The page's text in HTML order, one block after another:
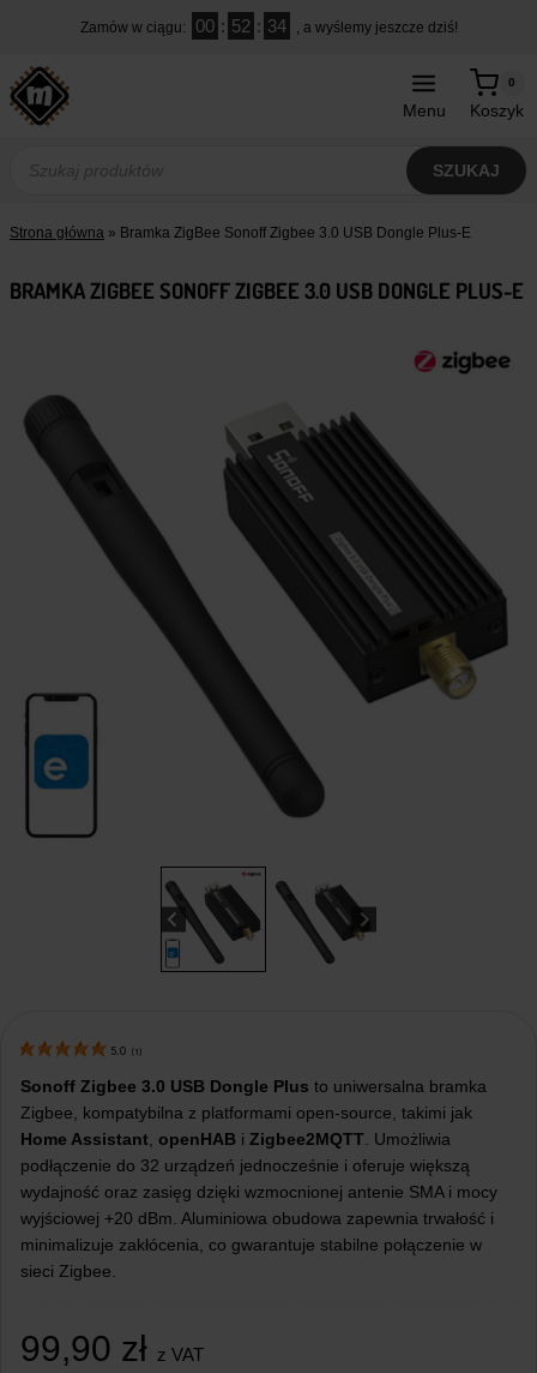
treści
Zamów w ciągu: 00 : 52 : 33 , a wyślemy jeszcze dziś!
Menu Koszyk
0
produktów
SZUKAJ
Strona główna » Bramka ZigBee Sonoff Zigbee 3.0 USB Dongle Plus-E
BRAMKA ZIGBEE SONOFF ZIGBEE 3.0 USB DONGLE PLUS-E
5.0 (1)
Sonoff Zigbee 3.0 USB Dongle Plus to uniwersalna bramka
Zigbee, kompatybilna z platformami open-source, takimi jak
Home Assistant openHAB i Zigbee2MQTT . Umożliwia
podłączenie do 32 urządzeń jednocześnie i oferuje większą
wydajność oraz zasięg dzięki wzmocnionej antenie SMA i mocy
wyjściowej +20 dBm. Aluminiowa obudowa zapewnia trwałość i
minimalizuje zakłócenia, co gwarantuje stabilne połączenie w
sieci Zigbee.
99,90 zł z VAT